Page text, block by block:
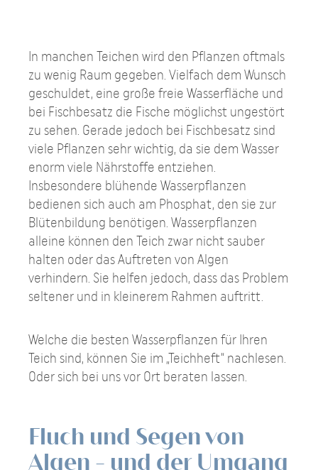
In manchen Teichen wird den Pflanzen oftmals
zu wenig Raum gegeben. Vielfach dem Wunsch
geschuldet, eine große freie Wasserfläche und
bei Fischbesatz die Fische möglichst ungestört
zu sehen. Gerade jedoch bei Fischbesatz sind
viele Pflanzen sehr wichtig, da sie dem Wasser
enorm viele Nährstoffe entziehen.
Insbesondere blühende Wasserpflanzen
bedienen sich auch am Phosphat, den sie zur
Blütenbildung benötigen. Wasserpflanzen
alleine können den Teich zwar nicht sauber
halten oder das Auftreten von Algen
verhindern. Sie helfen jedoch, dass das Problem
seltener und in kleinerem Rahmen auftritt.
Welche die besten Wasserpflanzen für Ihren
Teich sind, können Sie im „Teichheft“ nachlesen.
Oder sich bei uns vor Ort beraten lassen.
Fluch und Segen von
Algen - und der Umgang